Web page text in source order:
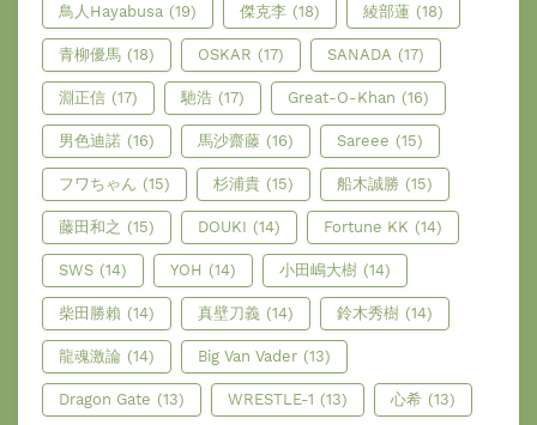
鳥人Hayabusa (19) 傑克李 (18) 綾部蓮 (18)
青柳優馬 (18) OSKAR (17) SANADA (17)
淵正信 (17) 馳浩 (17) Great-O-Khan (16)
男色迪諾 (16) 馬沙齋藤 (16) Sareee (15)
フワちゃん (15) 杉浦貴 (15) 船木誠勝 (15)
藤田和之 (15) DOUKI (14) Fortune KK (14)
SWS (14) YOH (14) 小田嶋大樹 (14)
柴田勝賴 (14) 真壁刀義 (14) 鈴木秀樹 (14)
龍魂激論 (14) Big Van Vader (13)
Dragon Gate (13) WRESTLE-1 (13) 心希 (13)